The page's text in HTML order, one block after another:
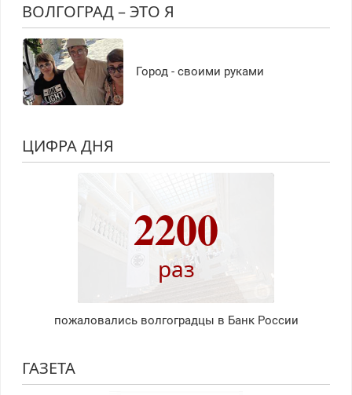
ВОЛГОГРАД – ЭТО Я
Город - своими руками
ЦИФРА ДНЯ
2200
раз
пожаловались волгоградцы в Банк России
ГАЗЕТА